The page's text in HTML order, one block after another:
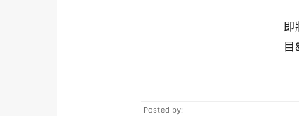
即
目
Posted by: